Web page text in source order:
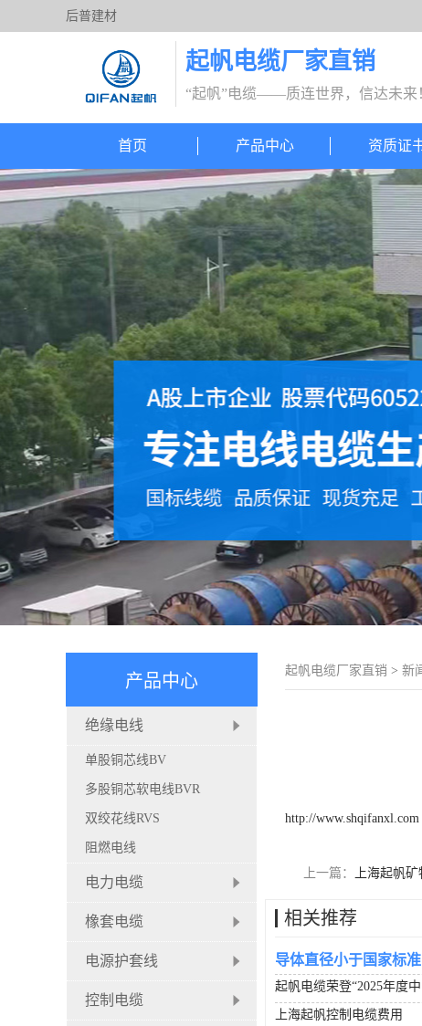
后普建材
起帆电缆厂家直销
“起帆”电缆——质连世界，信达未来
首页 产品中心 资质证
起帆电缆厂家直销 > 新
http://www.shqifanxl.com
上一篇： 上海起帆
相关推荐
导体直径小于国家标
起帆电缆荣登“2025年度
上海起帆控制电缆费用
产品中心
绝缘电线
单股铜芯线BV
多股铜芯软电线BVR
双绞花线RVS
阻燃电线
电力电缆
橡套电缆
电源护套线
控制电缆